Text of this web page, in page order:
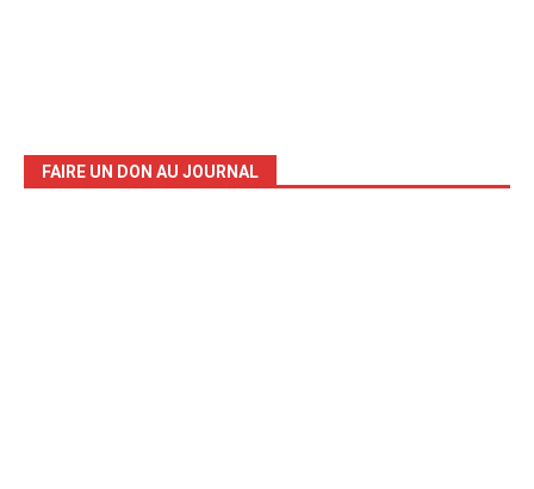
FAIRE UN DON AU JOURNAL